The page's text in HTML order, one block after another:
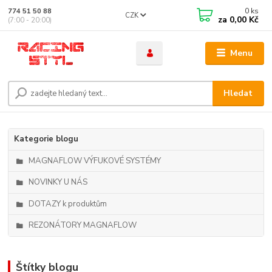
Menu
CZK
Hledat
774 51 50 88
(7:00 - 20:00)
0 ks
za 0,00 Kč
Kategorie blogu
MAGNAFLOW VÝFUKOVÉ SYSTÉMY
NOVINKY U NÁS
DOTAZY k produktům
REZONÁTORY MAGNAFLOW
Štítky blogu